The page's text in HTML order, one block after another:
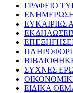
ΓΡΑΦΕΙΟ
ΣΥΧΝΕΣ
ΕΙΔΙΚΑ